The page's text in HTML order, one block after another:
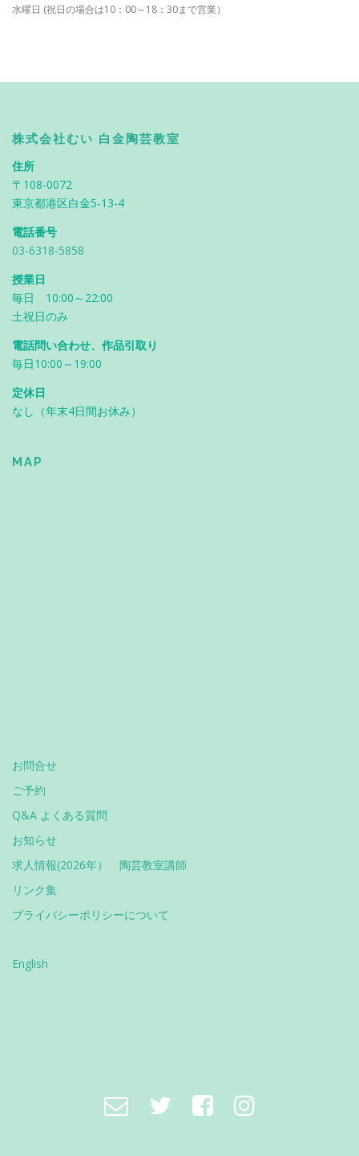
水曜日 (祝日の場合は10：00～18：30まで営業）
株式会社むい 白金陶芸教室
住所
〒108-0072
東京都港区白金5-13-4
電話番号
03-6318-5858
授業日
毎日 10:00～22:00
土祝日のみ
電話問い合わせ、作品引取り
毎日10:00～19:00
定休日
なし（年末4日間お休み）
MAP
お問合せ
ご予約
Q&A よくある質問
お知らせ
求人情報(2026年） 陶芸教室講師
リンク集
プライバシーポリシーについて
English